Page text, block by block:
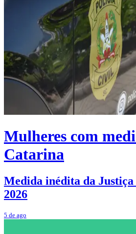
Mulheres com
Catarina
Medida inédita da
2026
5 de ago